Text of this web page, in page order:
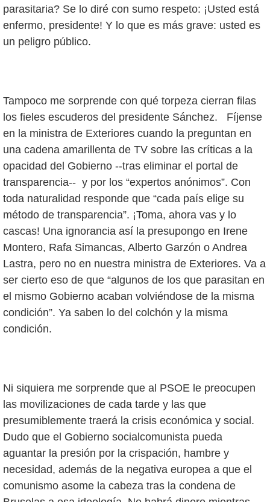
parasitaria? Se lo diré con sumo respeto: ¡Usted está
enfermo, presidente! Y lo que es más grave: usted es
un peligro público.
Tampoco me sorprende con qué torpeza cierran filas
los fieles escuderos del presidente Sánchez. Fíjense
en la ministra de Exteriores cuando la preguntan en
una cadena amarillenta de TV sobre las críticas a la
opacidad del Gobierno --tras eliminar el portal de
transparencia-- y por los “expertos anónimos”. Con
toda naturalidad responde que “cada país elige su
método de transparencia”. ¡Toma, ahora vas y lo
cascas! Una ignorancia así la presupongo en Irene
Montero, Rafa Simancas, Alberto Garzón o Andrea
Lastra, pero no en nuestra ministra de Exteriores. Va a
ser cierto eso de que “algunos de los que parasitan en
el mismo Gobierno acaban volviéndose de la misma
condición”. Ya saben lo del colchón y la misma
condición.
Ni siquiera me sorprende que al PSOE le preocupen
las movilizaciones de cada tarde y las que
presumiblemente traerá la crisis económica y social.
Dudo que el Gobierno socialcomunista pueda
aguantar la presión por la crispación, hambre y
necesidad, además de la negativa europea a que el
comunismo asome la cabeza tras la condena de